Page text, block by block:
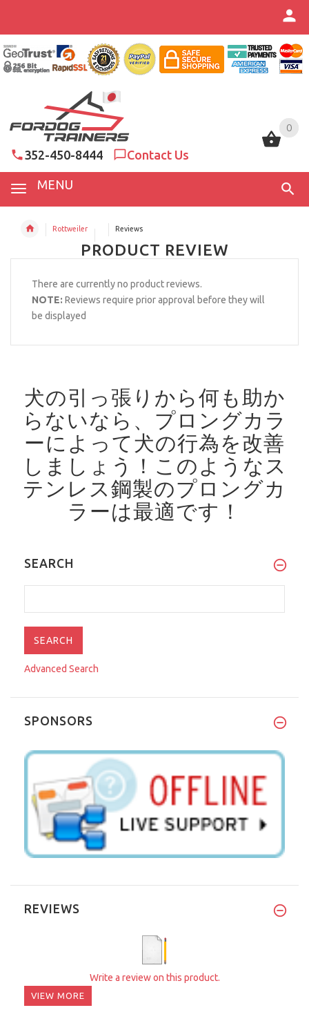
0
352-450-8444 Contact Us
MENU
0
Rottweiler Reviews
PRODUCT REVIEW
There are currently no product reviews.
NOTE: Reviews require prior approval before they will
be displayed
犬の引っ張りから何も助か
らないなら、プロングカラ
ーによって犬の行為を改善
しましょう！ このようなス
テンレス鋼製のプロングカ
ラーは最適です！
SEARCH
Advanced Search
SPONSORS
REVIEWS
Write a review on this product.
VIEW MORE